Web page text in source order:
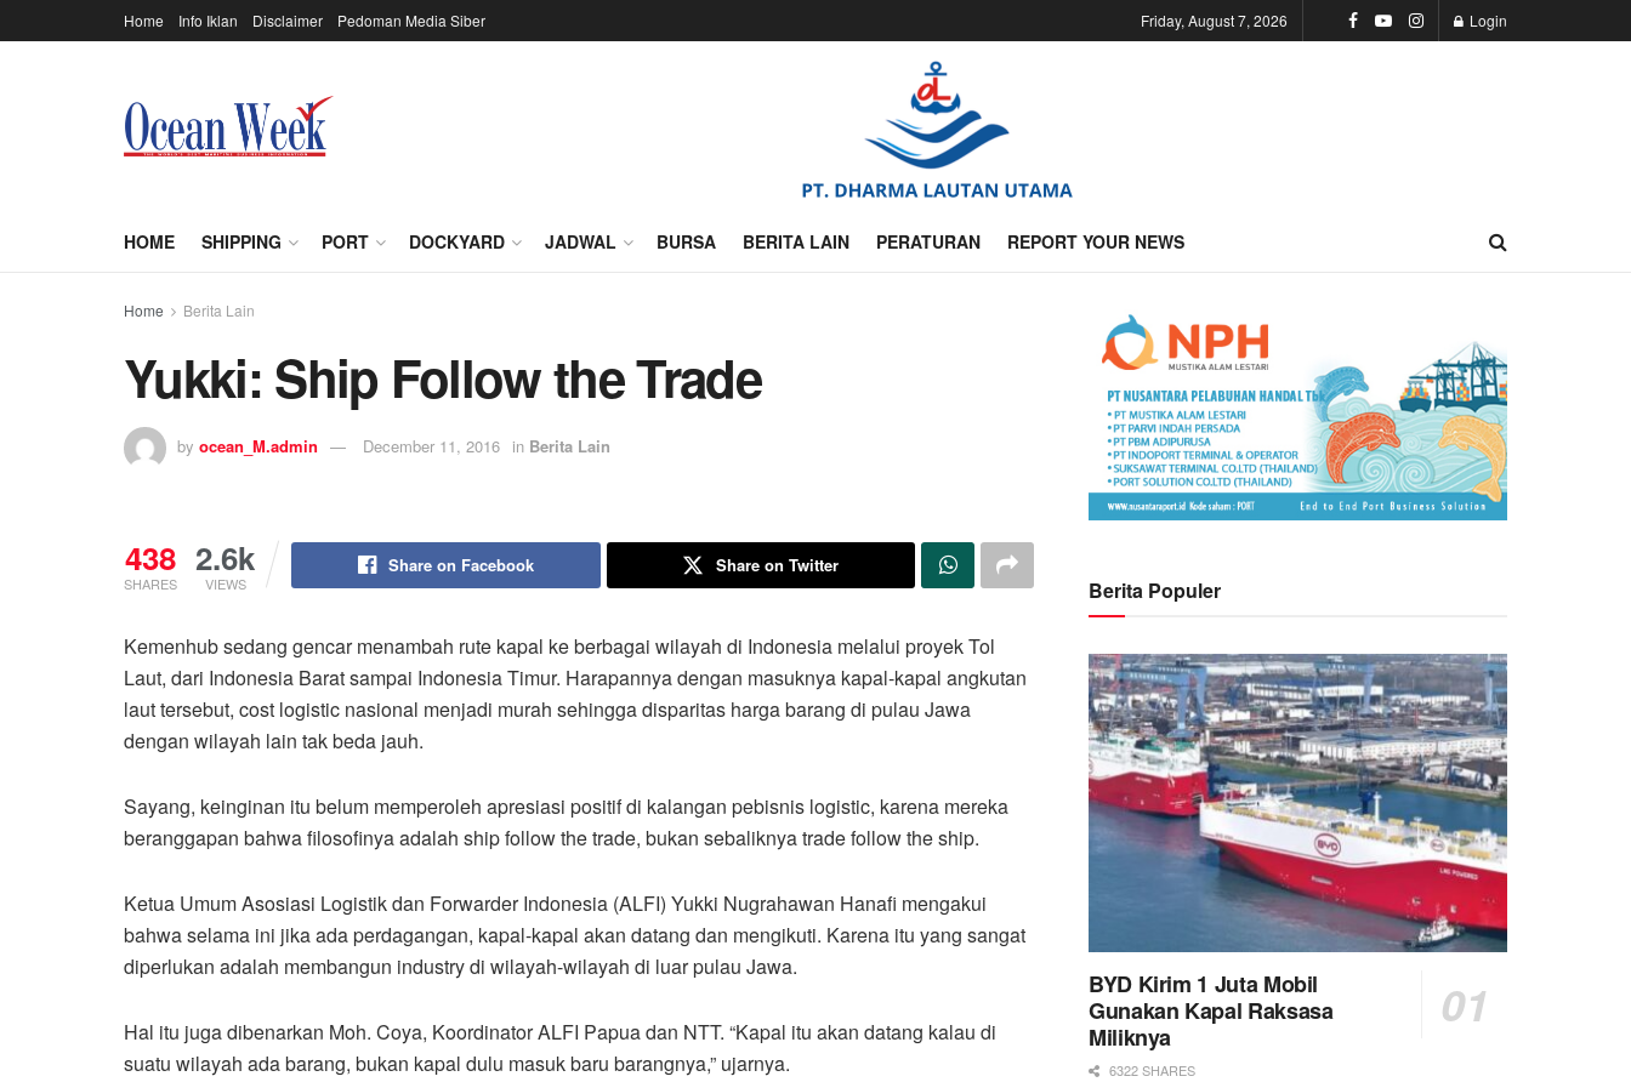
Home Info Iklan Disclaimer Pedoman Media Siber Friday, August 7, 2026 Login
HOME SHIPPING PORT DOCKYARD JADWAL BURSA BERITA LAIN PERATURAN REPORT YOUR NEWS
Home Berita Lain
Yukki: Ship Follow the Trade
by ocean_M.admin December 11, 2016 in Berita Lain
438
SHARES
2.6k
VIEWS
Share on Facebook Share on Twitter
Kemenhub sedang gencar menambah rute kapal ke berbagai wilayah di Indonesia melalui proyek Tol
Laut, dari Indonesia Barat sampai Indonesia Timur. Harapannya dengan masuknya kapal-kapal angkutan
laut tersebut, cost logistic nasional menjadi murah sehingga disparitas harga barang di pulau Jawa
dengan wilayah lain tak beda jauh.
Sayang, keinginan itu belum memperoleh apresiasi positif di kalangan pebisnis logistic, karena mereka
beranggapan bahwa filosofinya adalah ship follow the trade, bukan sebaliknya trade follow the ship.
Ketua Umum Asosiasi Logistik dan Forwarder Indonesia (ALFI) Yukki Nugrahawan Hanafi mengakui
bahwa selama ini jika ada perdagangan, kapal-kapal akan datang dan mengikuti. Karena itu yang sangat
diperlukan adalah membangun industry di wilayah-wilayah di luar pulau Jawa.
Hal itu juga dibenarkan Moh. Coya, Koordinator ALFI Papua dan NTT. “Kapal itu akan datang kalau di
suatu wilayah ada barang, bukan kapal dulu masuk baru barangnya,” ujarnya.
Berita Populer
BYD Kirim 1 Juta Mobil
Gunakan Kapal Raksasa
Miliknya
6322 SHARES